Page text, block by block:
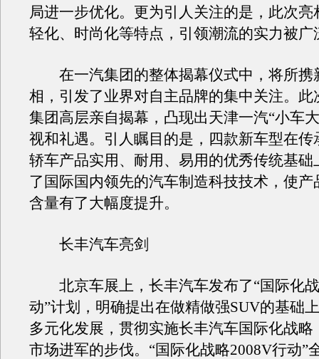
局进一步优化。更为引人关注的是，此次亮
轻化、时尚化等特点，引领潮流的实力被广
在一汽集团的整体揭幕仪式中，将所携
相，引发了业界对自主品牌的集中关注。此
集团高层亲自揭幕，凸现出天津一汽“小车
视和礼遇。引人瞩目的是，四款新车型在传
轿车产品实用、耐用、易用的优秀传统基础
了国际国内领先的汽车制造科技技术，使产
含量有了大幅度提升。
长丰汽车亮剑
北京车展上，长丰汽车发布了“国际化
动”计划，明确提出在做精做强SUV的基础
多元化发展，贯彻实施长丰汽车国际化战略
市场进军的步伐。“国际化战略2008V行动”